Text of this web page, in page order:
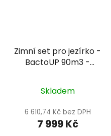
Zimní set pro jezírko -
BactoUP 90m3 -
Skladem
6 610,74 Kč bez DPH
7 999 Kč